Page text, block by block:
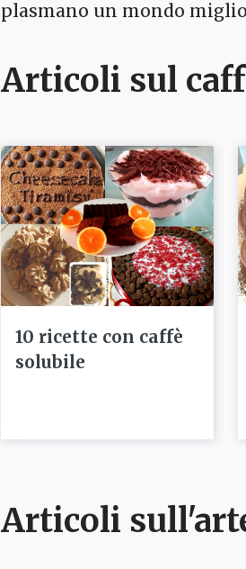
plasmano un mondo
Articoli sul
10 ricette con caffè
solubile
Articoli